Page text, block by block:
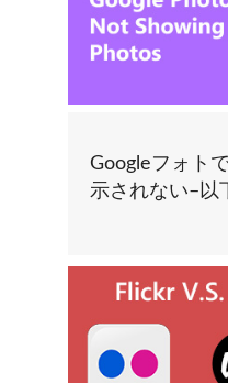
Googleフォト
示されない–以